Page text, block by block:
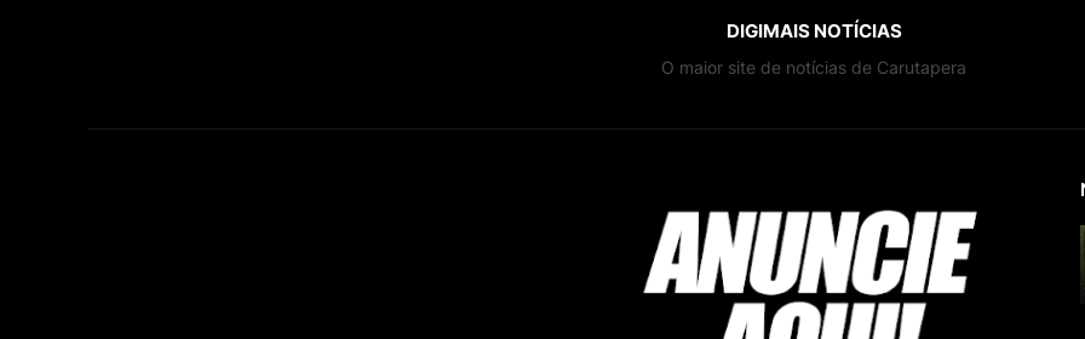
DIGIMAIS NOTÍCIAS
O maior site de notícias de Carutapera